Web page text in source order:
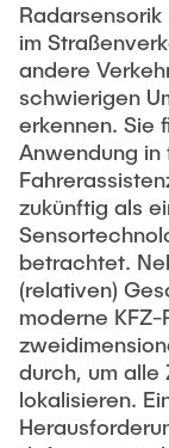
im
andere
schwierigen
erkennen. Sie
Anwendung
zukünftig als
betrachtet.
(relativen)
moderne
durch, um alle
lokalisieren.